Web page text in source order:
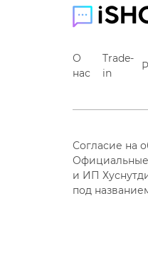
О
нас
Trade-
in
Согласие на
и ИП
под